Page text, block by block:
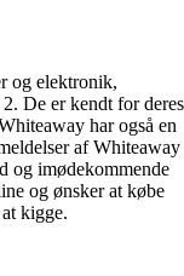
og elektronik,
De er kendt for deres
har også en
af Whiteaway
og imødekommende
og ønsker at købe
kigge.